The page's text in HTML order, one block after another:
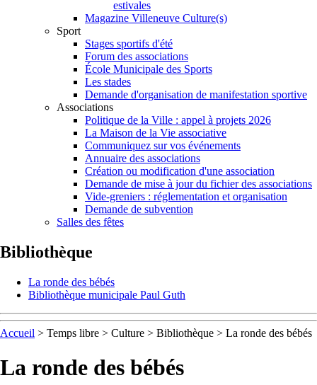
estivales
Magazine Villeneuve Culture(s)
Sport
Stages sportifs d'été
Forum des associations
École Municipale des Sports
Les stades
Demande d'organisation de manifestation sportive
Associations
Politique de la Ville : appel à projets 2026
La Maison de la Vie associative
Communiquez sur vos événements
Annuaire des associations
Création ou modification d'une association
Demande de mise à jour du fichier des associations
Vide-greniers : réglementation et organisation
Demande de subvention
Salles des fêtes
Bibliothèque
La ronde des bébés
Bibliothèque municipale Paul Guth
Accueil > Temps libre > Culture > Bibliothèque > La ronde des bébés
La ronde des bébés